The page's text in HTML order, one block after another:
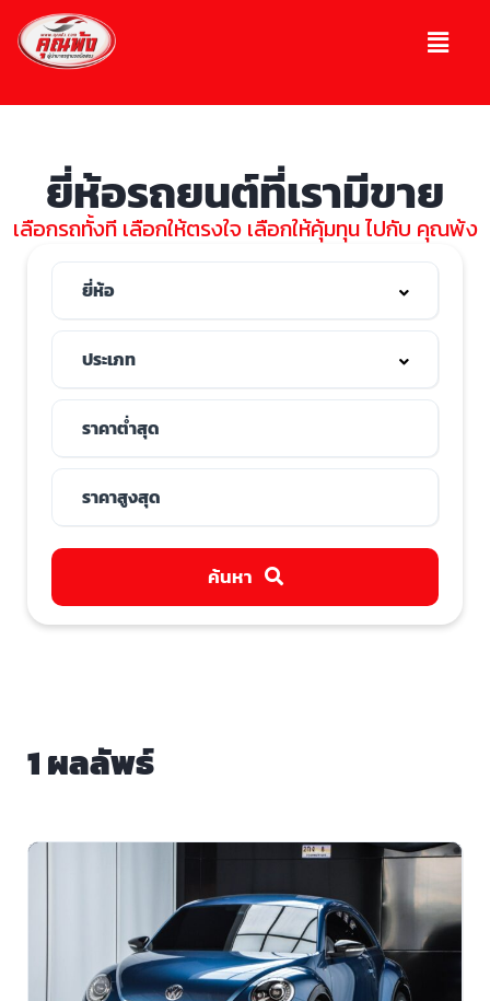
ยี่ห้อรถยนต์ที่เรามีขาย
เลือกรถทั้งที เลือกให้ตรงใจ เลือกให้คุ้มทุน ไปกับ คุณพ้ง
ค้นหา
1 ผลลัพธ์